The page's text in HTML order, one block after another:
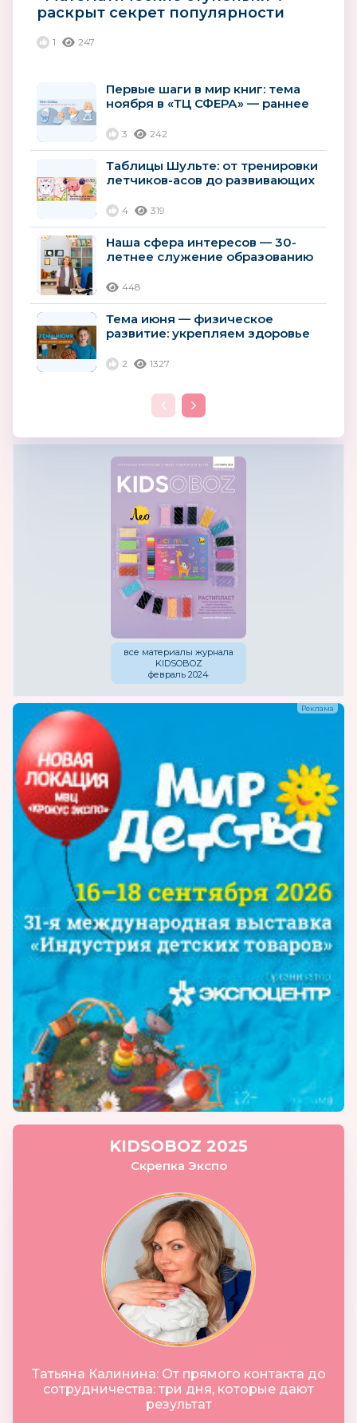
раскрыт секрет популярности
программы...
1 247
Первые шаги в мир книг: тема
ноября в «ТЦ СФЕРА» — раннее
3 242
Таблицы Шульте: от тренировки
летчиков-асов до развивающих
4 319
Наша сфера интересов — 30-
летнее служение образованию
448
Тема июня — физическое
развитие: укрепляем здоровье
2 1327
все материалы журнала
KIDSOBOZ
февраль 2024
KIDSOBOZ 2025
Скрепка Экспо
Татьяна Калинина: От прямого контакта до
сотрудничества: три дня, которые дают
результат